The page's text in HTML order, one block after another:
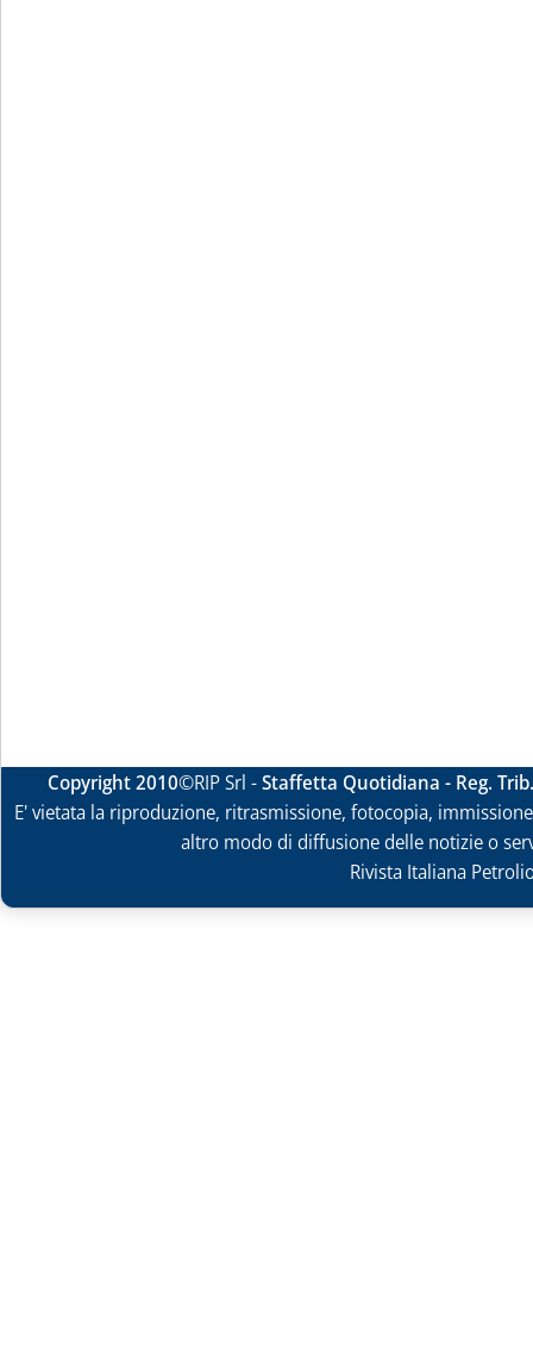
Copyright 2010©RIP Srl -Staffetta Quotidiana - Reg.
E' vietata la riproduzione, ritrasmissione, fotocopia,
altro modo di diffusione delle notizie o
Rivista Italiana